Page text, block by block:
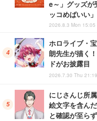
e～」グッズが
ッコめばいい
2026.8.3 Mon 15:05
ホロライブ・
朗先生が描く
ドがお披露目
2026.7.30 Thu 21:19
にじさんじ所
絵文字を含ん
と確認が至ら